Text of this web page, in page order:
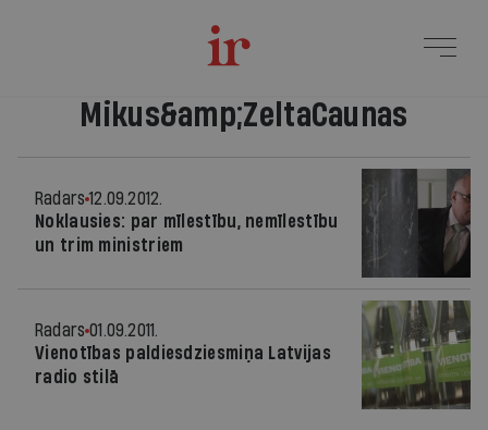
Mikus&amp;ZeltaCaunas
Radars 12.09.2012.
Noklausies: par mīlestību, nemīlestību
un trim ministriem
Radars 01.09.2011.
Vienotības paldiesdziesmiņa Latvijas
radio stilā